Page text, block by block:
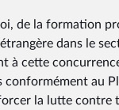
de la formation
dans le
à cette
conformément au
la lutte contre